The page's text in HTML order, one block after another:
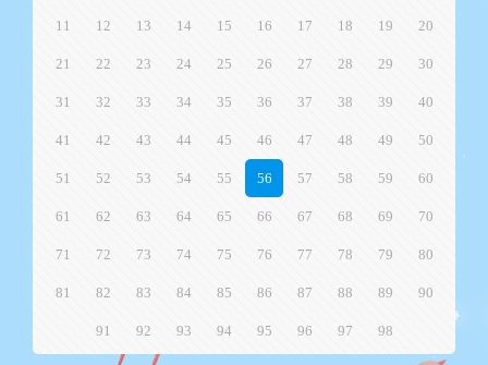
11 12 13 14 15 16 17 18 19 20
21 22 23 24 25 26 27 28 29 30
31 32 33 34 35 36 37 38 39 40
41 42 43 44 45 46 47 48 49 50
51 52 53 54 55 56 57 58 59 60
61 62 63 64 65 66 67 68 69 70
71 72 73 74 75 76 77 78 79 80
81 82 83 84 85 86 87 88 89 90
91 92 93 94 95 96 97 98